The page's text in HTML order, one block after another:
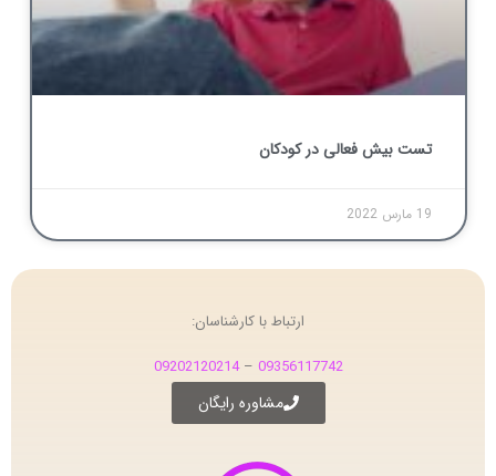
تست بیش فعالی در کودکان
19 مارس 2022
ارتباط با کارشناسان:
09356117742
–
09202120214
مشاوره رایگان